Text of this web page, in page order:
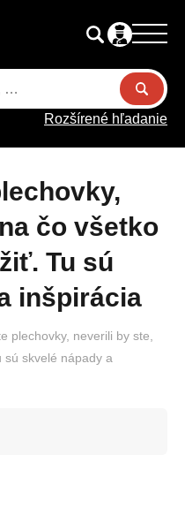
Rozšírené hľadanie
čo všetko
Tu sú
inšpirácia
plechovky, neverili by ste,
sú skvelé nápady a